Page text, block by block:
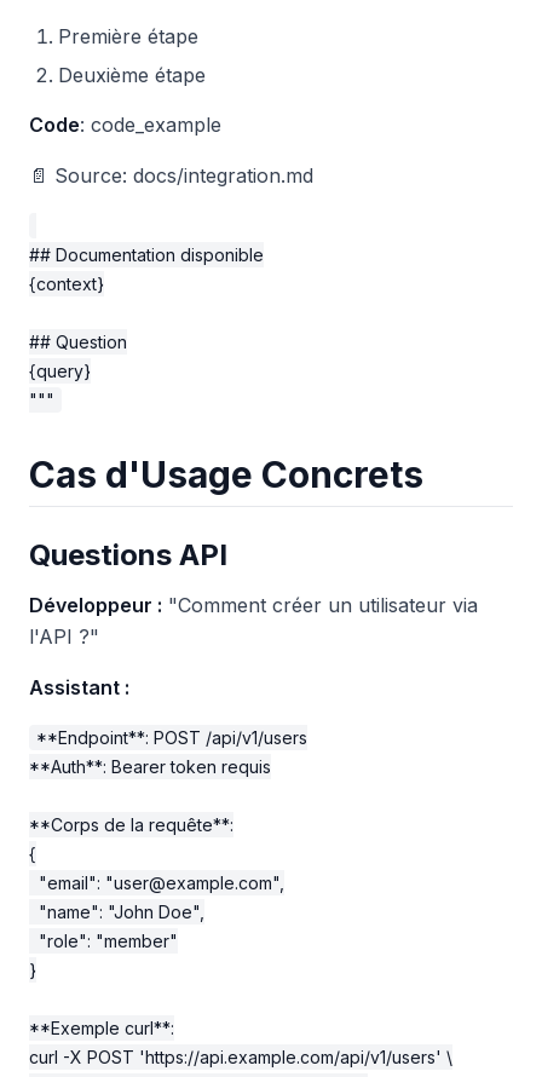
Première étape
Deuxième étape
Code: code_example
📄 Source: docs/integration.md
## Documentation disponible
{context}
## Question
{query}
Cas d'Usage Concrets
Questions API
Développeur : "Comment créer un utilisateur via
l'API ?"
Assistant :
**Endpoint**: POST /api/v1/users
**Auth**: Bearer token requis
**Corps de la requête**:
{
  "email": "
user@example.com",
  "name": "John Doe",
  "role": "member"
}
**Exemple curl**:
curl -X POST 'https://api.example.com/api/v1/users' \